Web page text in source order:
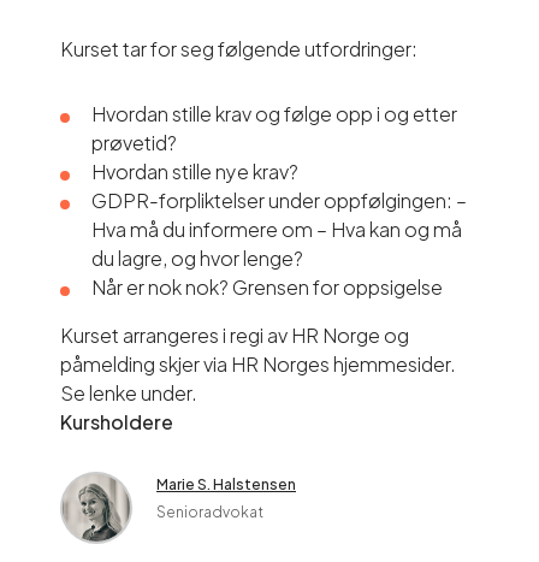
Kurset tar for seg følgende utfordringer:
Hvordan stille krav og følge opp i og etter
prøvetid?
Hvordan stille nye krav?
GDPR-forpliktelser under oppfølgingen: –
Hva må du informere om – Hva kan og må
du lagre, og hvor lenge?
Når er nok nok? Grensen for oppsigelse
Kurset arrangeres i regi av HR Norge og
påmelding skjer via HR Norges hjemmesider.
Se lenke under.
Kursholdere
Marie S. Halstensen
Senioradvokat